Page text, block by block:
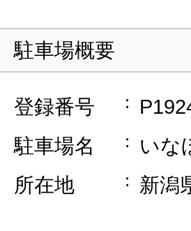
駐車場概要
登録番号
駐車場名
いな
所在地
新潟